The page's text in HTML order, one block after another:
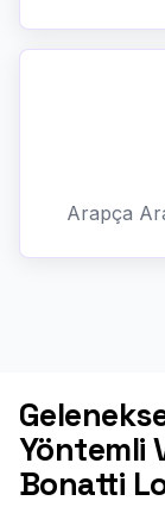
Arapça
Yöntemli
Bonatti